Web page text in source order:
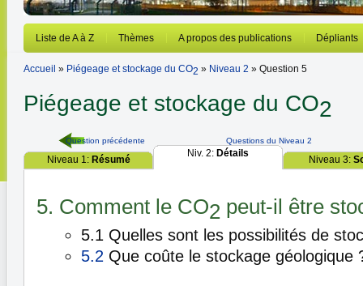
Liste de A à Z Thèmes A propos des publications Dépliants
Accueil » Piégeage et stockage du CO2 » Niveau 2 » Question 5
Piégeage et stockage du CO2
Question précédente Questions du Niveau 2
Niveau 1: Résumé
Niv. 2: Détails
Niveau 3:
5. Comment le CO2 peut-il être
5.1 Quelles sont les possibilités de
5.2 Que coûte le stockage géologique